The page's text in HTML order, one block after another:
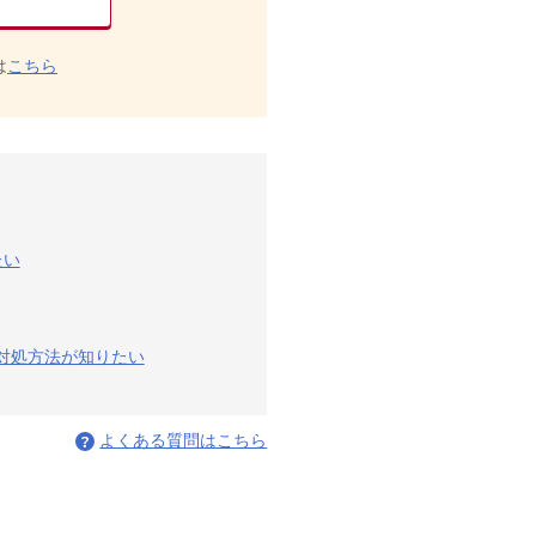
こちら
処方法が知りたい
よくある質問はこちら